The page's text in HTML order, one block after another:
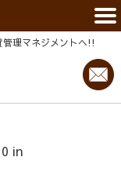
理マネジメントヘ!!
in